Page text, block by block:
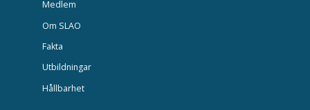
Medlem
Om SLAO
Fakta
Utbildningar
Hållbarhet